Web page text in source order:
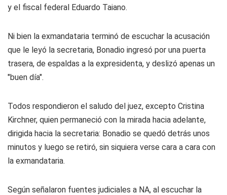
y el fiscal federal Eduardo Taiano.
Ni bien la exmandataria terminó de escuchar la acusación
que le leyó la secretaria, Bonadio ingresó por una puerta
trasera, de espaldas a la expresidenta, y deslizó apenas un
"buen día".
Todos respondieron el saludo del juez, excepto Cristina
Kirchner, quien permaneció con la mirada hacia adelante,
dirigida hacia la secretaria: Bonadio se quedó detrás unos
minutos y luego se retiró, sin siquiera verse cara a cara con
la exmandataria.
Según señalaron fuentes judiciales a NA, al escuchar la